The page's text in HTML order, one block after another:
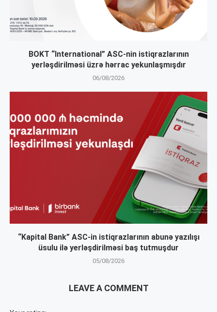
BOKT “International” ASC-nin istiqrazlarının
yerləşdirilməsi üzrə hərrac yekunlaşmışdır
06/08/2026
“Kapital Bank” ASC-in istiqrazlarının abunə yazılışı
üsulu ilə yerləşdirilməsi baş tutmuşdur
05/08/2026
LEAVE A COMMENT